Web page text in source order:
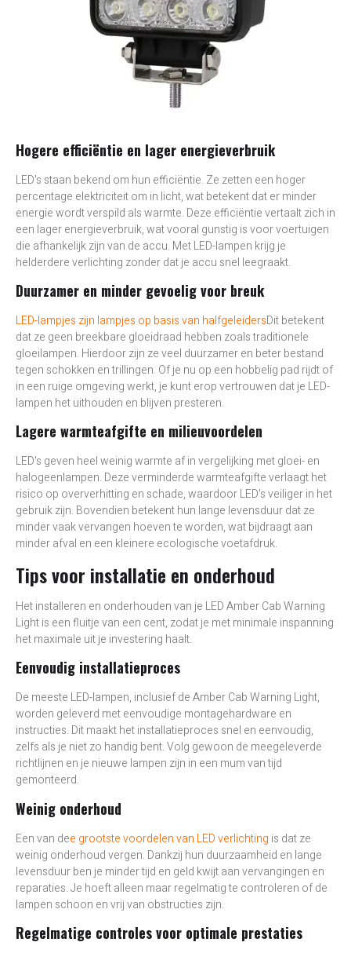
Hogere efficiëntie en lager energieverbruik
LED's staan bekend om hun efficiëntie. Ze zetten een hoger
percentage elektriciteit om in licht, wat betekent dat er minder
energie wordt verspild als warmte. Deze efficiëntie vertaalt zich in
een lager energieverbruik, wat vooral gunstig is voor voertuigen
die afhankelijk zijn van de accu. Met LED-lampen krijg je
helderdere verlichting zonder dat je accu snel leegraakt.
Duurzamer en minder gevoelig voor breuk
LED-lampjes zijn lampjes op basis van halfgeleidersDit betekent
dat ze geen breekbare gloeidraad hebben zoals traditionele
gloeilampen. Hierdoor zijn ze veel duurzamer en beter bestand
tegen schokken en trillingen. Of je nu op een hobbelig pad rijdt of
in een ruige omgeving werkt, je kunt erop vertrouwen dat je LED-
lampen het uithouden en blijven presteren.
Lagere warmteafgifte en milieuvoordelen
LED's geven heel weinig warmte af in vergelijking met gloei- en
halogeenlampen. Deze verminderde warmteafgifte verlaagt het
risico op oververhitting en schade, waardoor LED's veiliger in het
gebruik zijn. Bovendien betekent hun lange levensduur dat ze
minder vaak vervangen hoeven te worden, wat bijdraagt aan
minder afval en een kleinere ecologische voetafdruk.
Tips voor installatie en onderhoud
Het installeren en onderhouden van je LED Amber Cab Warning
Light is een fluitje van een cent, zodat je met minimale inspanning
het maximale uit je investering haalt.
Eenvoudig installatieproces
De meeste LED-lampen, inclusief de Amber Cab Warning Light,
worden geleverd met eenvoudige montagehardware en
instructies. Dit maakt het installatieproces snel en eenvoudig,
zelfs als je niet zo handig bent. Volg gewoon de meegeleverde
richtlijnen en je nieuwe lampen zijn in een mum van tijd
gemonteerd.
Weinig onderhoud
Een van dee grootste voordelen van LED verlichting is dat ze
weinig onderhoud vergen. Dankzij hun duurzaamheid en lange
levensduur ben je minder tijd en geld kwijt aan vervangingen en
reparaties. Je hoeft alleen maar regelmatig te controleren of de
lampen schoon en vrij van obstructies zijn.
Regelmatige controles voor optimale prestaties